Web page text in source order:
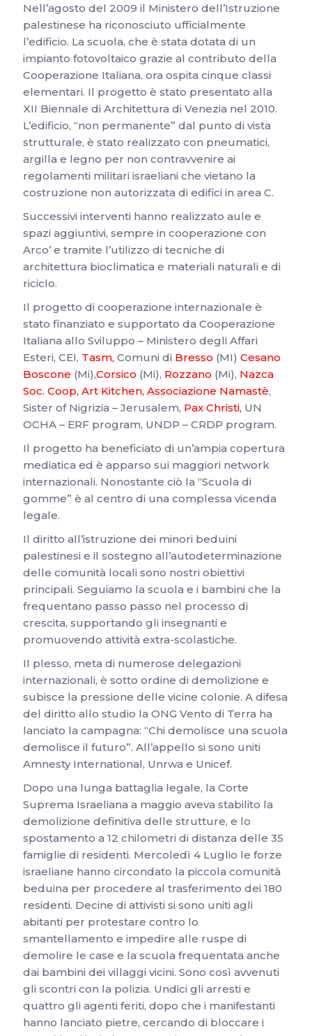
Nell’agosto del 2009 il Ministero dell’Istruzione
palestinese ha riconosciuto ufficialmente
l’edificio. La scuola, che è stata dotata di un
impianto fotovoltaico grazie al contributo della
Cooperazione Italiana, ora ospita cinque classi
elementari. Il progetto è stato presentato alla
XII Biennale di Architettura di Venezia nel 2010.
L’edificio, “non permanente” dal punto di vista
strutturale, è stato realizzato con pneumatici,
argilla e legno per non contravvenire ai
regolamenti militari israeliani che vietano la
costruzione non autorizzata di edifici in area C.
Successivi interventi hanno realizzato aule e
spazi aggiuntivi, sempre in cooperazione con
Arco’ e tramite l’utilizzo di tecniche di
architettura bioclimatica e materiali naturali e di
riciclo.
Il progetto di cooperazione internazionale è
stato finanziato e supportato da Cooperazione
Italiana allo Sviluppo – Ministero degli Affari
Esteri, CEI, Tasm, Comuni di Bresso (MI) Cesano
Boscone (Mi),Corsico (Mi), Rozzano (Mi), Nazca
Soc. Coop, Art Kitchen, Associazione Namastè,
Sister of Nigrizia – Jerusalem, Pax Christi, UN
OCHA – ERF program, UNDP – CRDP program.
Il progetto ha beneficiato di un’ampia copertura
mediatica ed è apparso sui maggiori network
internazionali. Nonostante ciò la “Scuola di
gomme” è al centro di una complessa vicenda
legale.
Il diritto all’istruzione dei minori beduini
palestinesi e il sostegno all’autodeterminazione
delle comunità locali sono nostri obiettivi
principali. Seguiamo la scuola e i bambini che la
frequentano passo passo nel processo di
crescita, supportando gli insegnanti e
promuovendo attività extra-scolastiche.
Il plesso, meta di numerose delegazioni
internazionali, è sotto ordine di demolizione e
subisce la pressione delle vicine colonie. A difesa
del diritto allo studio la ONG Vento di Terra ha
lanciato la campagna: “Chi demolisce una scuola
demolisce il futuro”. All’appello si sono uniti
Amnesty International, Unrwa e Unicef.
Dopo una lunga battaglia legale, la Corte
Suprema Israeliana a maggio aveva stabilito la
demolizione definitiva delle strutture, e lo
spostamento a 12 chilometri di distanza delle 35
famiglie di residenti. Mercoledì 4 Luglio le forze
israeliane hanno circondato la piccola comunità
beduina per procedere al trasferimento dei 180
residenti. Decine di attivisti si sono uniti agli
abitanti per protestare contro lo
smantellamento e impedire alle ruspe di
demolire le case e la scuola frequentata anche
dai bambini dei villaggi vicini. Sono così avvenuti
gli scontri con la polizia. Undici gli arresti e
quattro gli agenti feriti, dopo che i manifestanti
hanno lanciato pietre, cercando di bloccare i